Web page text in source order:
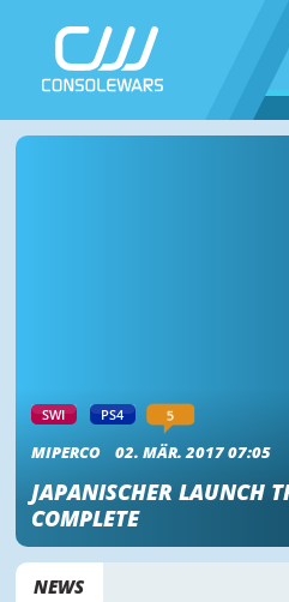
SWI PS4 5
MIPERCO 02. MÄR. 2017 07:05
JAPANISCHER LAUNCH
COMPLETE
NEWS